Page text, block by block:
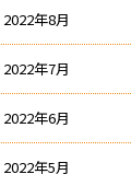
2022年8月
2022年7月
2022年6月
2022年5月